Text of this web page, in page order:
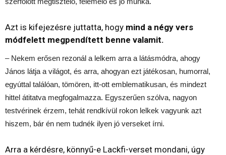
Azt is kifejezésre juttatta, hogy mind a négy vers
módfelett megpendített benne valamit.
– Nekem erősen rezonál a lelkem arra a látásmódra, ahogy
János látja a világot, és arra, ahogyan ezt játékosan, humorral,
egyúttal találóan, tömören, itt-ott emblematikusan, és mindezt
hittel átitatva megfogalmazza. Egyszerűen szólva, nagyon
testvérinek érzem, tehát rendkívül rokon lelkek vagyunk azt
hiszem, bár én nem tudnék ilyen jó verseket írni.
Arra a kérdésre, könnyű-e Lackfi-verset mondani, úgy